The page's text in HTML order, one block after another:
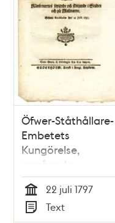
Öfwer-Ståthållare-
Embetets
Kungörelse,
angående
ränstenarnes
sopande och
sköljande i staden
Tid
22 juli 1797
Text